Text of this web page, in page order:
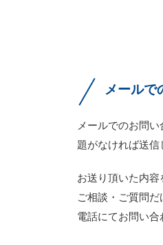
メールで
メールでのお問
題がなければ送信
お送り頂いた内容
ご相談・ご質問
電話にてお問い合